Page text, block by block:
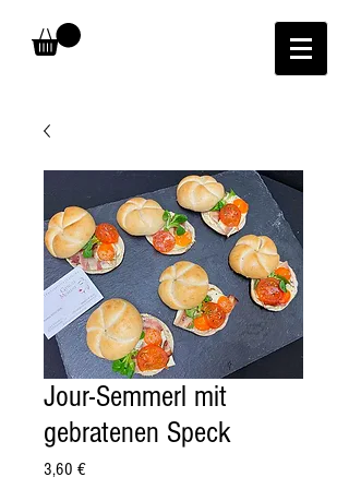
Jour-Semmerl mit
gebratenen Speck
3,60 €Preis